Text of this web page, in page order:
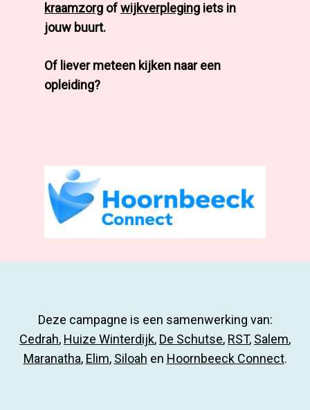
kraamzorg ofwijkverpleging iets in
jouw buurt.
Of liever meteen kijken naar een
opleiding?
Deze campagne is een samenwerking van:
Cedrah, Huize Winterdijk, De Schutse, RST, Salem,
Maranatha, Elim, Siloah en Hoornbeeck Connect.